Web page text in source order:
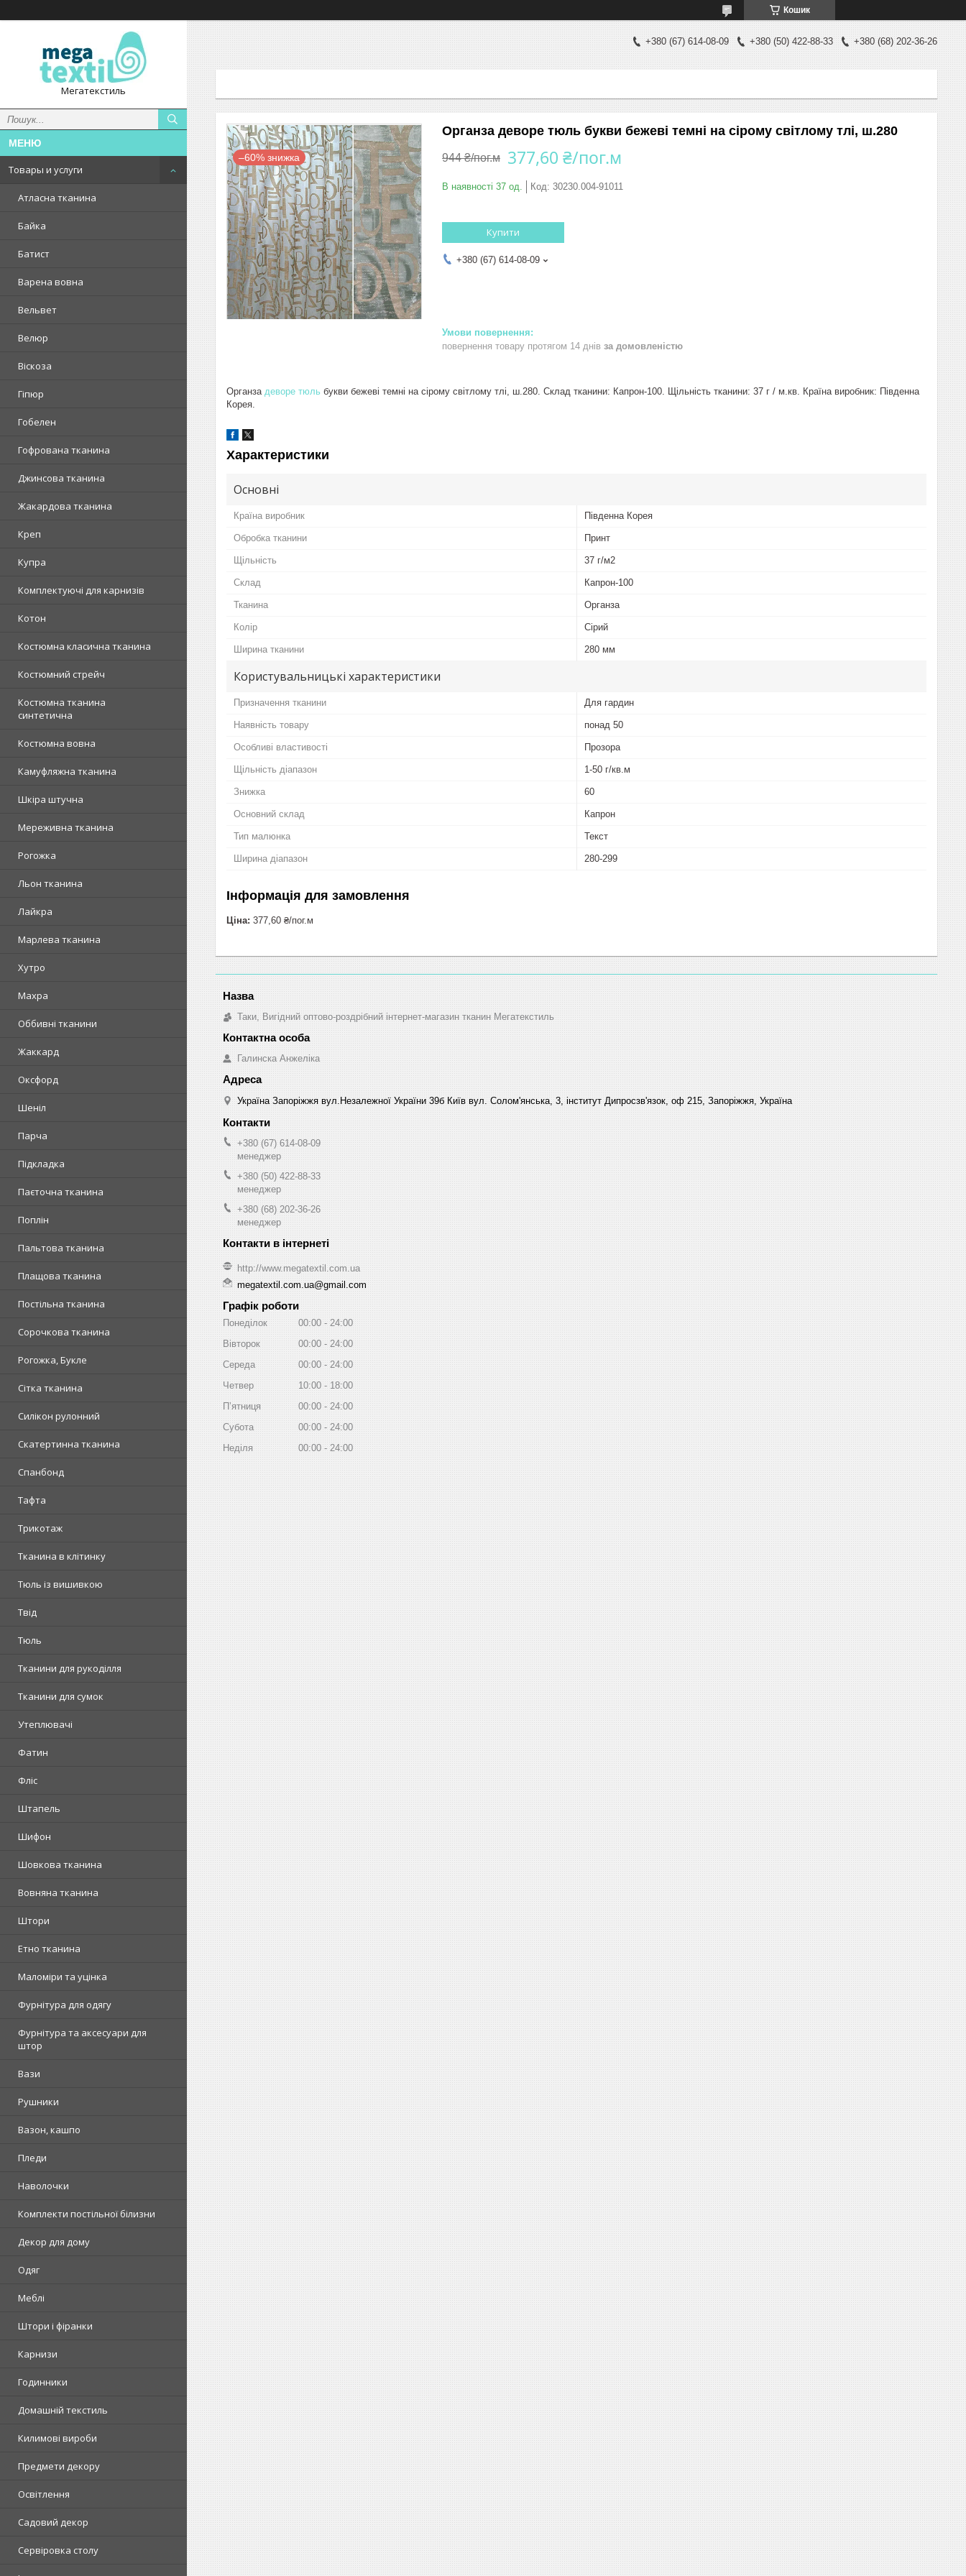
Кошик
Мегатекстиль
Товары и услуги
Атласна тканина
Байка
Батист
Варена вовна
Вельвет
Велюр
Віскоза
Гіпюр
Гобелен
Гофрована тканина
Джинсова тканина
Жакардова тканина
Креп
Купра
Комплектуючі для карнизів
Котон
Костюмна класична тканина
Костюмний стрейч
Костюмна тканина
синтетична
Костюмна вовна
Камуфляжна тканина
Шкіра штучна
Мереживна тканина
Рогожка
Льон тканина
Лайкра
Марлева тканина
Хутро
Махра
Оббивні тканини
Жаккард
Оксфорд
Шеніл
Парча
Підкладка
Паєточна тканина
Поплін
Пальтова тканина
Плащова тканина
Постільна тканина
Сорочкова тканина
Рогожка, Букле
Сітка тканина
Силікон рулонний
Скатертинна тканина
Спанбонд
Тафта
Трикотаж
Тканина в клітинку
Тюль із вишивкою
Твід
Тюль
Тканини для рукоділля
Тканини для сумок
Утеплювачі
Фатин
Фліс
Штапель
Шифон
Шовкова тканина
Вовняна тканина
Штори
Етно тканина
Маломіри та уцінка
Фурнітура для одягу
Фурнітура та аксесуари для
штор
Вази
Рушники
Вазон, кашпо
Пледи
Наволочки
Комплекти постільної білизни
Декор для дому
Одяг
Меблі
Штори і фіранки
Карнизи
Годинники
Домашній текстиль
Килимові вироби
Предмети декору
Освітлення
Садовий декор
Сервіровка столу
+380 (67) 614-08-09 +380 (50) 422-88-33 +380 (68) 202-36-26
–60%
Органза деворе тюль букви бежеві темні на сірому світлому тлі, ш.280
944 ₴/пог.м 377,60 ₴/пог.м
В наявності 37 од. Код: 30230.004-91011
Купити
+380 (67) 614-08-09
повернення товару протягом 14 днів за домовленістю
Органза деворе тюль букви бежеві темні на сірому світлому тлі, ш.280. Склад тканини: Капрон-100. Щільність тканини: 37 г / м.кв. Країна виробник: Південна
Корея.
Характеристики
Основні
Країна виробник Південна Корея
Обробка тканини Принт
Щільність 37 г/м2
Склад Капрон-100
Тканина Органза
Колір Сірий
Ширина тканини 280 мм
Користувальницькі характеристики
Призначення тканини Для гардин
Наявність товару понад 50
Особливі властивості Прозора
Щільність діапазон 1-50 г/кв.м
Знижка 60
Основний склад Капрон
Тип малюнка Текст
Ширина діапазон 280-299
Інформація для замовлення
Ціна: 377,60 ₴/пог.м
Таки, Вигідний оптово-роздрібний інтернет-магазин тканин Мегатекстиль
Галинска Анжеліка
Україна Запоріжжя вул.Незалежної України 39б Київ вул. Солом'янська, 3, інститут Дипросзв'язок, оф 215, Запоріжжя, Україна
+380 (67) 614-08-09
менеджер
+380 (50) 422-88-33
менеджер
+380 (68) 202-36-26
менеджер
http://www.megatextil.com.ua
megatextil.com.ua@gmail.com
Графік роботи
Понеділок 00:00
24:00
Вівторок
00:00
24:00
Середа
00:00
24:00
Четвер
10:00
18:00
Пʼятниця
00:00
24:00
Субота
00:00
24:00
Неділя
00:00 24:00